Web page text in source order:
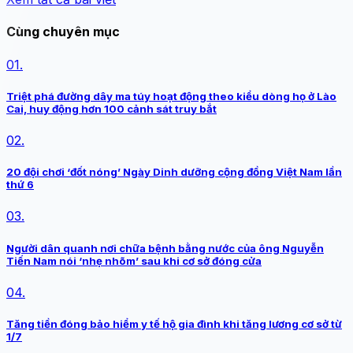
Cùng chuyên mục
01.
Triệt phá đường dây ma túy hoạt động theo kiểu dòng họ ở Lào
Cai, huy động hơn 100 cảnh sát truy bắt
02.
20 đội chơi ‘đốt nóng’ Ngày Dinh dưỡng cộng đồng Việt Nam lần
thứ 6
03.
Người dân quanh nơi chữa bệnh bằng nước của ông Nguyễn
Tiến Nam nói ‘nhẹ nhõm’ sau khi cơ sở đóng cửa
04.
Tăng tiền đóng bảo hiểm y tế hộ gia đình khi tăng lương cơ sở từ
1/7